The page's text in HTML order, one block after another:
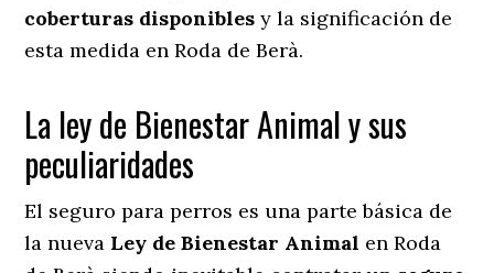
coberturas disponibles y la significación de
esta medida en Roda de Berà.
La ley de Bienestar Animal y sus
peculiaridades
El seguro para perros es una parte básica de
la nueva Ley de Bienestar Animal en Roda